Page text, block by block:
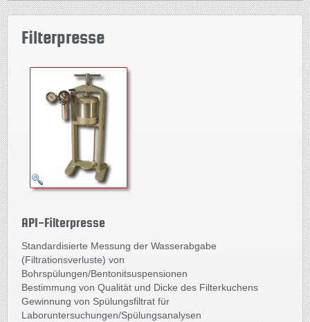
Filterpresse
API-Filterpresse
Standardisierte Messung der Wasserabgabe
(Filtrationsverluste) von
Bohrspülungen/Bentonitsuspensionen
Bestimmung von Qualität und Dicke des Filterkuchens
Gewinnung von Spülungsfiltrat für
Laboruntersuchungen/Spülungsanalysen